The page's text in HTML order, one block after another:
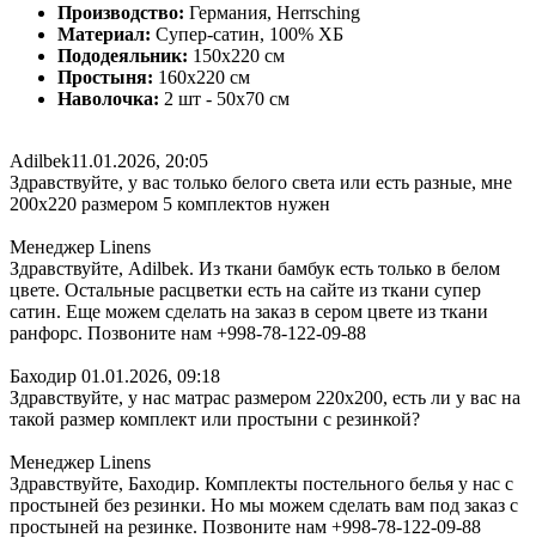
Производство: Германия, Herrsching
Материал: Супер-сатин, 100% ХБ
Пододеяльник: 150х220 см
Простыня: 160х220 см
Наволочка: 2 шт - 50x70 см
Adilbek11.01.2026, 20:05
Здравствуйте, у вас только белого света или есть разные, мне
200х220 размером 5 комплектов нужен
Менеджер Linens
Здравствуйте, Adilbek. Из ткани бамбук есть только в белом
цвете. Остальные расцветки есть на сайте из ткани супер
сатин. Еще можем сделать на заказ в сером цвете из ткани
ранфорс. Позвоните нам +998-78-122-09-88
Баходир 01.01.2026, 09:18
Здравствуйте, у нас матрас размером 220х200, есть ли у вас на
такой размер комплект или простыни с резинкой?
Менеджер Linens
Здравствуйте, Баходир. Комплекты постельного белья у нас с
простыней без резинки. Но мы можем сделать вам под заказ с
простыней на резинке. Позвоните нам +998-78-122-09-88